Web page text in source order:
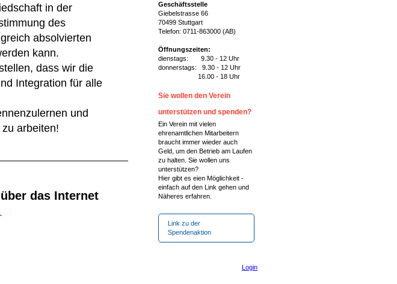
in der
des
absolvierten
kann.
dass wir die
Integration für alle
und
arbeiten!
das Internet
Geschäftsstelle
Giebelstrasse 66
70499 Stuttgart
Telefon: 0711-863000 (AB)
Öffnungszeiten:
dienstags: 9.30 - 12 Uhr
donnerstags: 9.30 - 12 Uhr
16.00 - 18 Uhr
Sie wollen den Verein
unterstützen und spenden?
Ein Verein mit vielen
ehrenamtlichen Mitarbeitern
braucht immer wieder auch
Geld, um den Betrieb am Laufen
zu halten. Sie wollen uns
unterstützen?
Hier gibt es eien Möglichkeit -
einfach auf den Link gehen und
Näheres erfahren.
Link zu der
Spendenaktion
Login